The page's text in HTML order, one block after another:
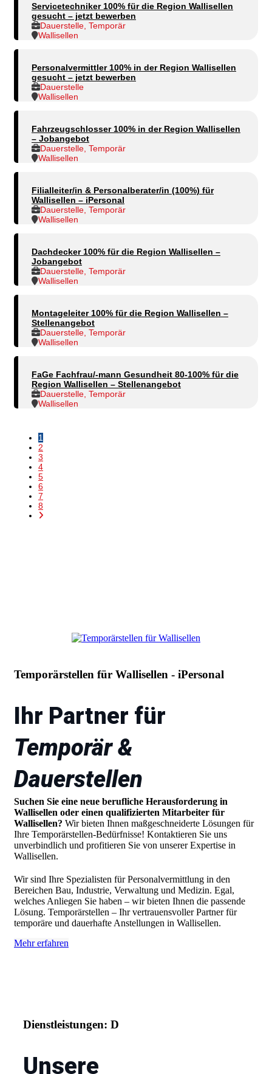
Servicetechniker 100% für die Region Wallisellen
gesucht – jetzt bewerben
Dauerstelle, Temporär
Wallisellen
Personalvermittler 100% in der Region Wallisellen
gesucht – jetzt bewerben
Dauerstelle
Wallisellen
Fahrzeugschlosser 100% in der Region Wallisellen
– Jobangebot
Dauerstelle, Temporär
Wallisellen
Filialleiter/in & Personalberater/in (100%) für
Wallisellen – iPersonal
Dauerstelle, Temporär
Wallisellen
Dachdecker 100% für die Region Wallisellen –
Jobangebot
Dauerstelle, Temporär
Wallisellen
Montageleiter 100% für die Region Wallisellen –
Stellenangebot
Dauerstelle, Temporär
Wallisellen
FaGe Fachfrau/-mann Gesundheit 80-100% für die
Region Wallisellen – Stellenangebot
Dauerstelle, Temporär
Wallisellen
1
2
3
4
5
6
7
8
Temporärstellen für Wallisellen - iPersonal
Ihr Partner für
Temporär &
Dauerstellen
Suchen Sie eine neue berufliche Herausforderung in
Wallisellen oder einen qualifizierten Mitarbeiter für
Wallisellen? Wir bieten Ihnen maßgeschneiderte Lösungen für
Ihre Temporärstellen-Bedürfnisse! Kontaktieren Sie uns
unverbindlich und profitieren Sie von unserer Expertise in
Wallisellen.
Wir sind Ihre Spezialisten für Personalvermittlung in den
Bereichen Bau, Industrie, Verwaltung und Medizin. Egal,
welches Anliegen Sie haben – wir bieten Ihnen die passende
Lösung. Temporärstellen – Ihr vertrauensvoller Partner für
temporäre und dauerhafte Anstellungen in Wallisellen.
Mehr erfahren
Dienstleistungen: D
Unsere